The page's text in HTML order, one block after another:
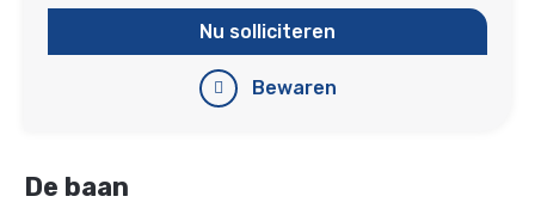
Nu solliciteren
Bewaren
De baan